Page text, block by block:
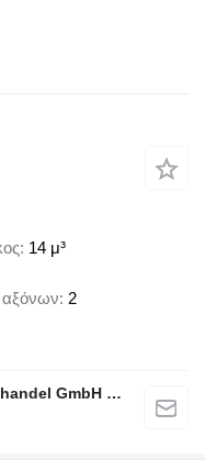
14 μ³
αξόνων 2
M.O. Baumaschinen & Nutzfahrzeughandel GmbH & CO.